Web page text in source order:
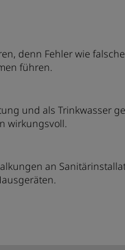
denn Fehler wie
führen.
und als Trinkwasser
wirkungsvoll.
an